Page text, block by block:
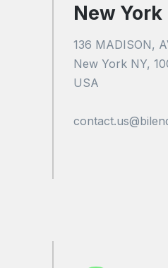
New York
136 MADISON,
New York NY,
USA